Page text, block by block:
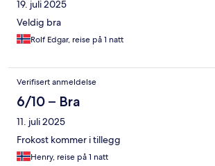
19. juli 2025
Veldig bra
Rolf Edgar, reise på 1 natt
Verifisert anmeldelse
6/10 – Bra
11. juli 2025
Frokost kommer i tillegg
Henry, reise på 1 natt